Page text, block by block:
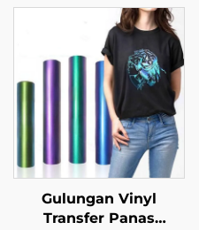
Dibersihkan
Gulungan Vinyl
Transfer Panas